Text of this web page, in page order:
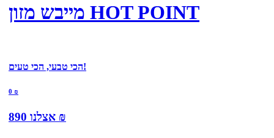
מייבש מזון HOT POINT
הכי טבעי, הכי טעים!
0 ₪
אצלנו 890 ₪